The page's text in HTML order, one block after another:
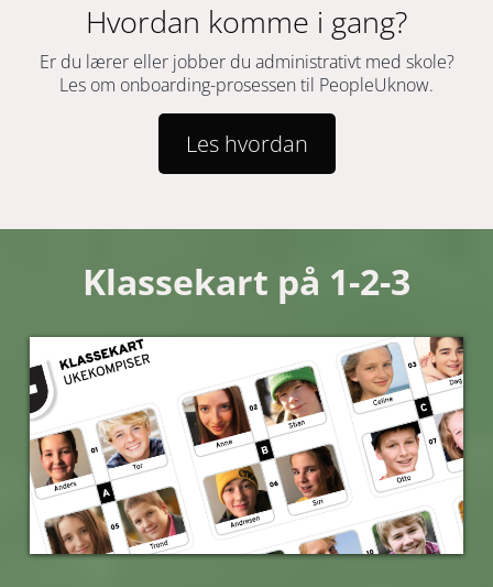
Hvordan komme i gang?
Er du lærer eller jobber du administrativt med skole?
Les om onboarding-prosessen til PeopleUknow.
Les hvordan
Klassekart på 1-2-3